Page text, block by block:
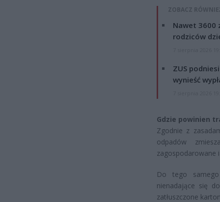
ZOBACZ
Nawet 3600
rodziców
ZUS
wynieść
Gdzie powinien
Zgodnie z
odpadów
zagospodarowane
Do tego
nienadające się
zatłuszczone